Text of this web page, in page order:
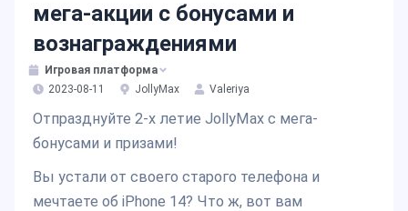
мега-акции с бонусами и
вознаграждениями
Игровая платформа
2023-08-11
JollyMax Valeriya
Отпразднуйте 2-х летие JollyMax с мега-
бонусами и призами!
Вы устали от своего старого телефона и
мечтаете об iPhone 14? Что ж, вот вам